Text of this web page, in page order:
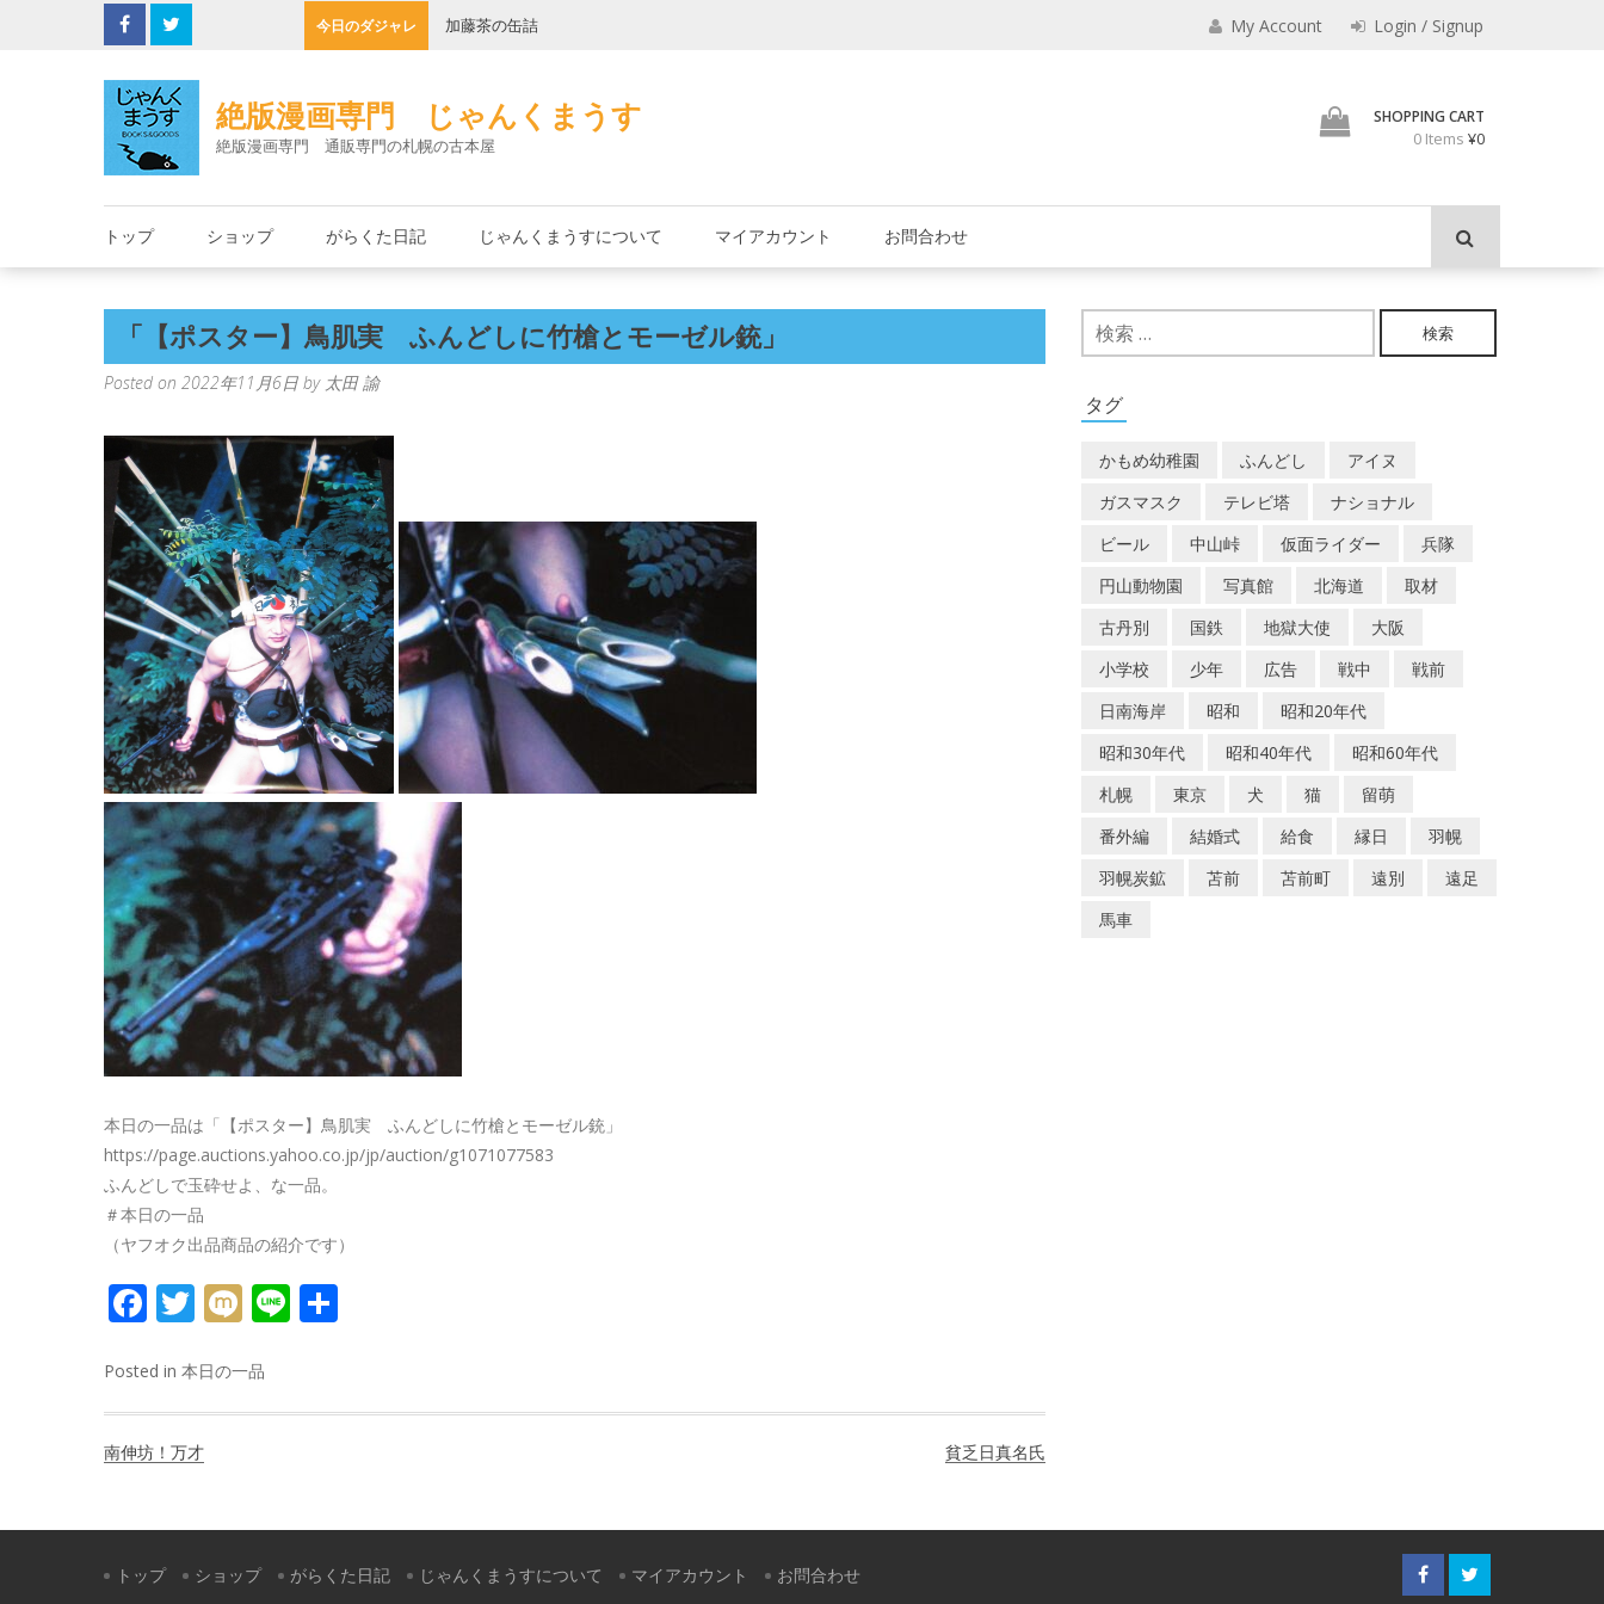
今日のダジャレ 加藤茶の缶詰 壁に耳あり障子にえなり
My Account Login / Signup
絶版漫画専門 じゃんくまうす
絶版漫画専門 通販専門の札幌の古本屋
SHOPPING CART
0 Items ¥0
トップ ショップ がらくた日記 じゃんくまうすについて マイアカウント お問合わせ
「【ポスター】鳥肌実 ふんどしに竹槍とモーゼル銃」
Posted on 2022年11月6日 by 太田 諭
本日の一品は「【ポスター】鳥肌実 ふんどしに竹槍とモーゼル銃」
https://page.auctions.yahoo.co.jp/jp/auction/g1071077583
ふんどしで玉砕せよ、な一品。
＃本日の一品
（ヤフオク出品商品の紹介です）
FACEBOOK
TWITTER
MIXILINE
Posted in 本日の一品
ビ
南伸坊！万才 貧乏日真名氏
検
索:
タグ
かもめ幼稚園 ふんどし
アイヌ
ガスマスク
テレビ塔
ナショナル
ビール
中山峠 仮面ライダー
兵隊
円山動物園
写真館 北海道
取材
古丹別
国鉄 地獄大使
大阪
小学校
少年 広告 戦中
戦前
日南海岸
昭和
昭和20年代
昭和30年代
昭和40年代
昭和60年代
札幌
東京 犬 猫
留萌
番外編
結婚式 給食 縁日
羽幌
羽幌炭鉱
苫前 苫前町 遠別
遠足
馬車
トップ ショップ がらくた日記 じゃんくまうすについて マイアカウント お問合わせ